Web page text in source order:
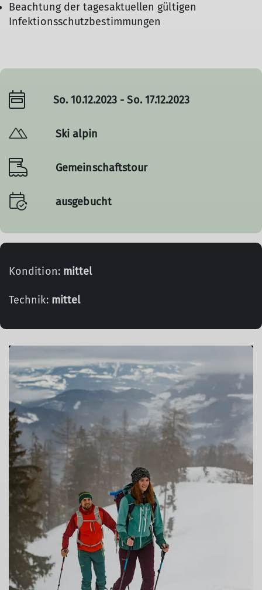
Beachtung der tagesaktuellen gültigen
Infektionsschutzbestimmungen
So. 10.12.2023 - So. 17.12.2023
Ski alpin
Gemeinschaftstour
ausgebucht
Kondition: mittel
Technik: mittel